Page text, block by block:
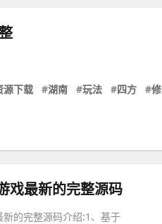
源下载 #湖南 #玩法 #四方 #
戏最新的完整源码
的完整源码介绍:1、基于